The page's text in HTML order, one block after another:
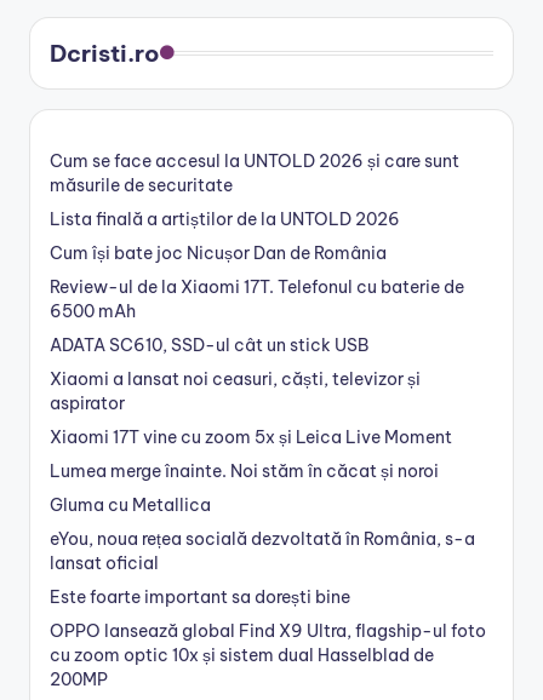
Dcristi.ro
Cum se face accesul la UNTOLD 2026 și care sunt
măsurile de securitate
Lista finală a artiștilor de la UNTOLD 2026
Cum își bate joc Nicușor Dan de România
Review-ul de la Xiaomi 17T. Telefonul cu baterie de
6500 mAh
ADATA SC610, SSD-ul cât un stick USB
Xiaomi a lansat noi ceasuri, căști, televizor și
aspirator
Xiaomi 17T vine cu zoom 5x și Leica Live Moment
Lumea merge înainte. Noi stăm în căcat și noroi
Gluma cu Metallica
eYou, noua rețea socială dezvoltată în România, s-a
lansat oficial
Este foarte important sa dorești bine
OPPO lansează global Find X9 Ultra, flagship-ul foto
cu zoom optic 10x și sistem dual Hasselblad de
200MP